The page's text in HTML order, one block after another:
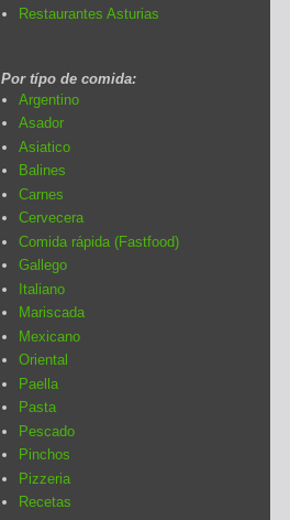
Restaurantes Asturias
Por típo de comida:
Argentino
Asador
Asiatico
Balines
Carnes
Cervecera
Comida rápida (Fastfood)
Gallego
Italiano
Mariscada
Mexicano
Oriental
Paella
Pasta
Pescado
Pinchos
Pizzeria
Recetas